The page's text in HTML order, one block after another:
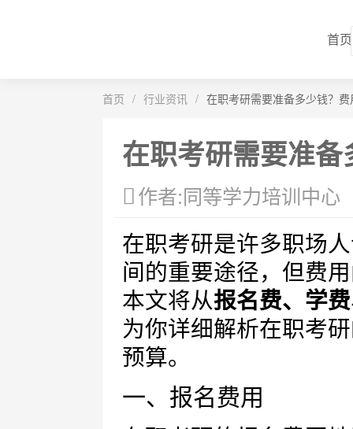
首页
首页 / 行业资讯 / 在职考研需要准备多少钱？
在职考研需要准
作者:同等学力培训中心
在职考研是许多职场
间的重要途径，但费
本文将从报名费、学
为你详细解析在职考
预算。
一、报名费用